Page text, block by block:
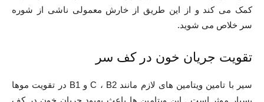
کمک می کند و از این طریق از خارش معمولی ناشی از شوره
سر خلاص می شوید.
تقویت جریان خون در کف سر
سیر با تامین ویتامین های لازم مانند C ، B2 و B1 در تقویت موها
بسیار موثر است . این ویتامین ها باعث بهبود جریان خون در کف